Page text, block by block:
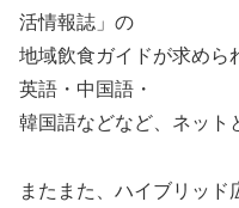
活情報誌」の
地域飲食ガイドが求めら
英語・中国語・
韓国語などなど、ネット
またまた、ハイブリッ